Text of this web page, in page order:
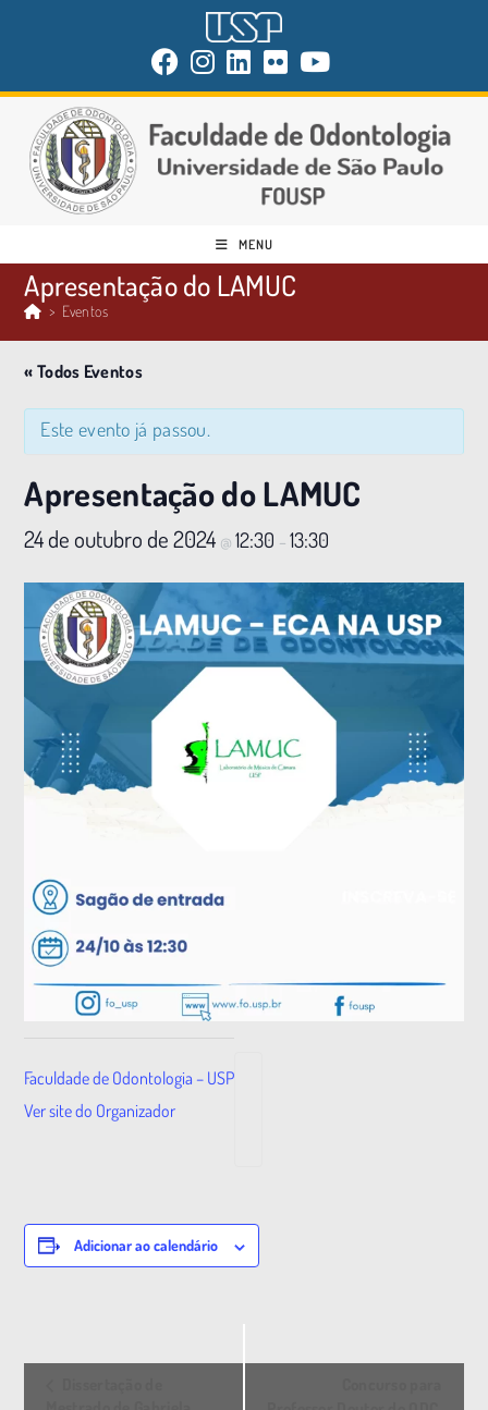
MENU
Apresentação do LAMUC
> Eventos
« Todos Eventos
Este evento já passou.
Apresentação do LAMUC
24 de outubro de 2024 @12:30 –13:30
Faculdade de Odontologia – USP
Ver site do Organizador
Adicionar ao calendário